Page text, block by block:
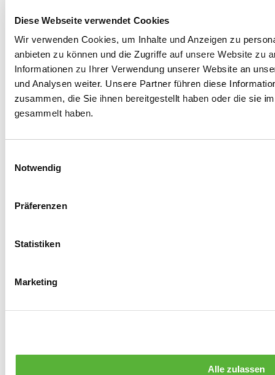
Diese Webseite verwendet Cookies
Wir verwenden Cookies, um Inhalte und Anzeigen zu
anbieten zu können und die Zugriffe auf unsere Website zu
Informationen zu Ihrer Verwendung unserer Website an
und Analysen weiter. Unsere Partner führen diese
zusammen, die Sie ihnen bereitgestellt haben oder die sie
gesammelt haben.
Notwendig
Präferenzen
Statistiken
Marketing
Alle zulassen
Radlagern & Naben
0Produkte verfügbar
Räder und Zubehör
0Produkte verfügbar
Spurverbreiterungen
0Produkte verfügbar
Radmuttern
0Produkte verfügbar
Bremsen